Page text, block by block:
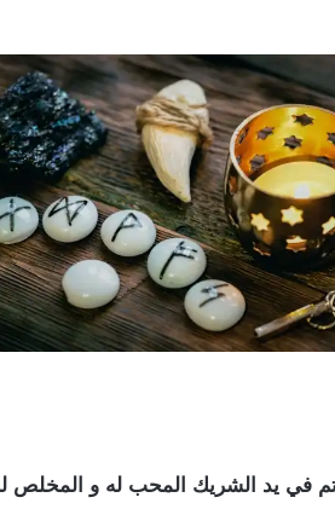
في يد الشريك المحب له و المخلص